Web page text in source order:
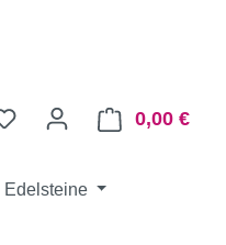
0,00 €
Edelsteine